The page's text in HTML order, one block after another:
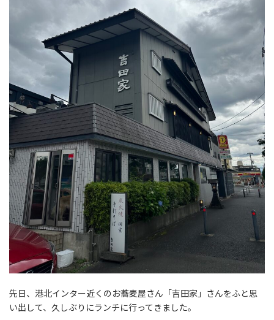
先日、港北インター近くのお蕎麦屋さん「吉田家」さんをふと思
い出して、久しぶりにランチに行ってきました。